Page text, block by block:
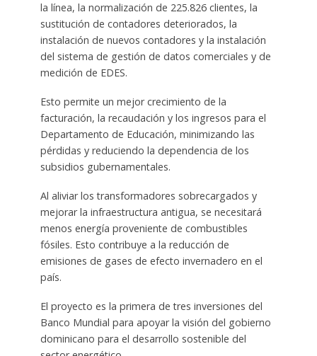
la línea, la normalización de 225.826 clientes, la
sustitución de contadores deteriorados, la
instalación de nuevos contadores y la instalación
del sistema de gestión de datos comerciales y de
medición de EDES.
Esto permite un mejor crecimiento de la
facturación, la recaudación y los ingresos para el
Departamento de Educación, minimizando las
pérdidas y reduciendo la dependencia de los
subsidios gubernamentales.
Al aliviar los transformadores sobrecargados y
mejorar la infraestructura antigua, se necesitará
menos energía proveniente de combustibles
fósiles. Esto contribuye a la reducción de
emisiones de gases de efecto invernadero en el
país.
El proyecto es la primera de tres inversiones del
Banco Mundial para apoyar la visión del gobierno
dominicano para el desarrollo sostenible del